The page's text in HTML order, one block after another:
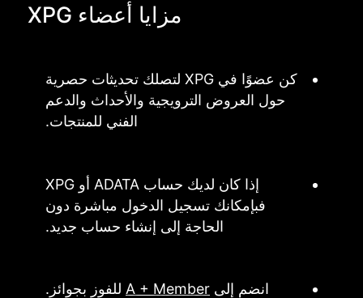
مزايا أعضاء XPG
كن عضوًا في XPG لتصلك تحديثات حصرية
حول العروض الترويجية والأحداث والدعم
الفني للمنتجات.
إذا كان لديك حساب ADATA أو XPG
فبإمكانك تسجيل الدخول مباشرة دون
الحاجة إلى إنشاء حساب جديد.
انضم إلىA + Member للفوز بجوائز.